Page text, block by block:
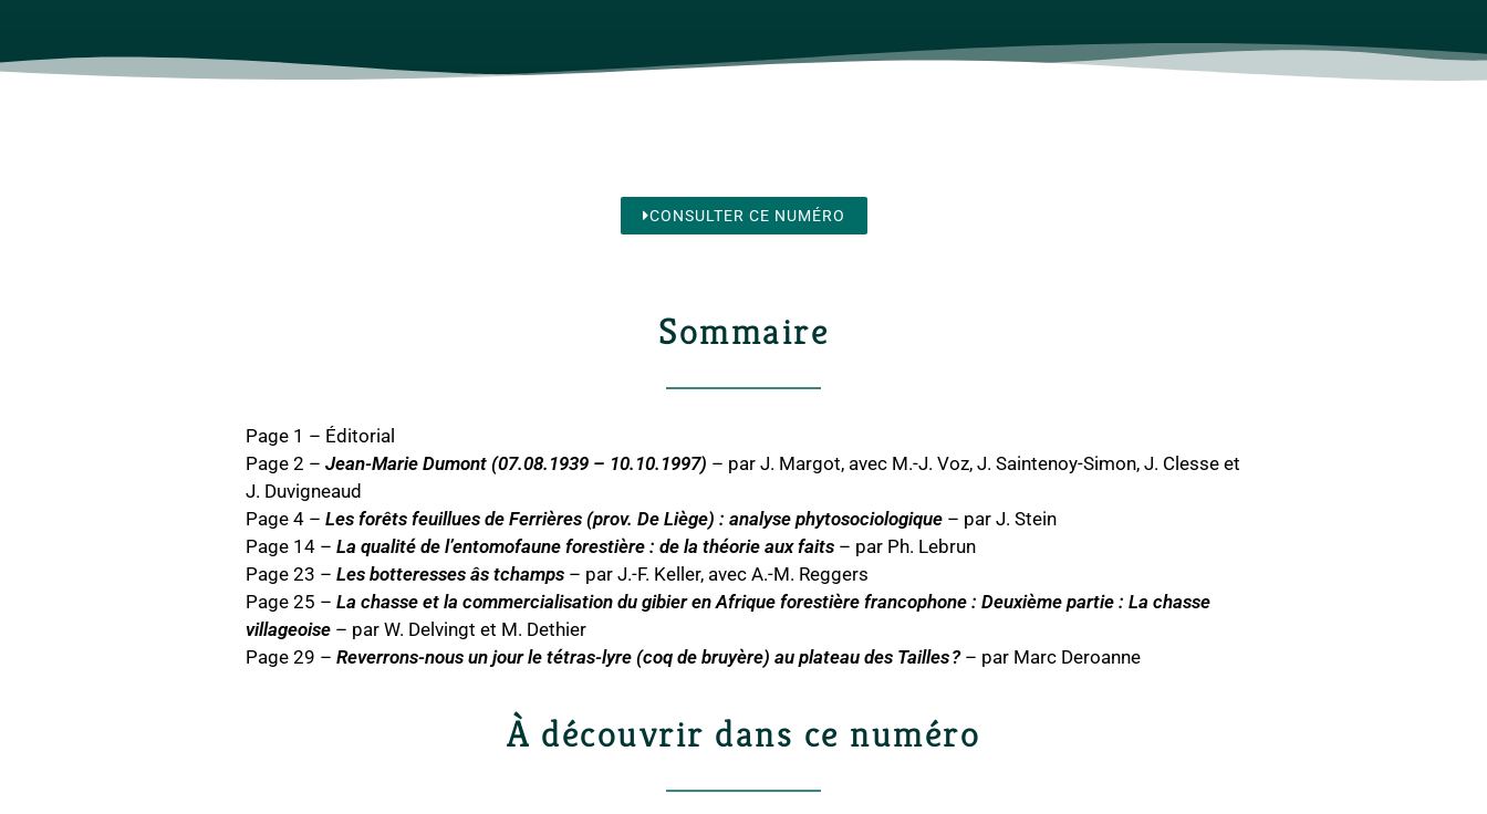
CONSULTER CE NUMÉRO
Sommaire
Page 1 – Éditorial
Page 2 – Jean-Marie Dumont (07.08.1939 – 10.10.1997) – par J. Margot, avec M.-J. Voz, J. Saintenoy-Simon, J. Clesse et
J. Duvigneaud
Page 4 – Les forêts feuillues de Ferrières (prov. De Liège) : analyse phytosociologique – par J. Stein
Page 14 – La qualité de l’entomofaune forestière : de la théorie aux faits – par Ph. Lebrun
Page 23 – Les botteresses âs tchamps – par J.-F. Keller, avec A.-M. Reggers
Page 25 – La chasse et la commercialisation du gibier en Afrique forestière francophone : Deuxième partie : La chasse
villageoise – par W. Delvingt et M. Dethier
Page 29 – Reverrons-nous un jour le tétras-lyre (coq de bruyère) au plateau des Tailles ? – par Marc Deroanne
À découvrir dans ce numéro